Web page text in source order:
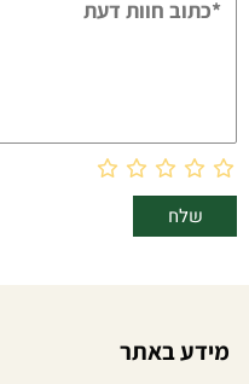
מידע באתר